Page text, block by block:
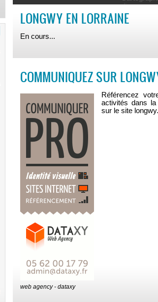
LONGWY EN LORRAINE
En cours...
COMMUNIQUEZ SUR
web agency - dataxy
Référencez
activités dans
sur le site